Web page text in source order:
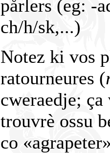
pårlers (eg: -
ch/h/sk,...)
Notez ki vos
ratourneures (
cweraedje;
trouvrè ossu
co